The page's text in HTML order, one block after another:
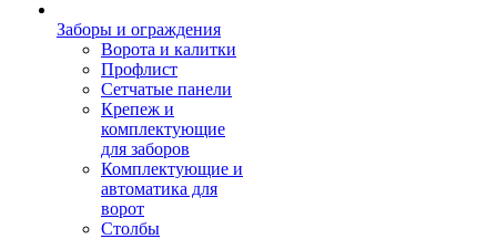
Заборы и ограждения
Ворота и калитки
Профлист
Сетчатые панели
Крепеж и
комплектующие
для заборов
Комплектующие и
автоматика для
ворот
Столбы